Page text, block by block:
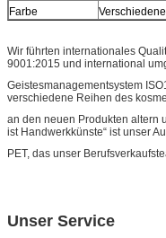
Farbe
Wir führten internationales
9001:2015 und international
Geistesmanagementsystem
verschiedene Reihen des
an den neuen Produkten altern
ist Handwerkkünste“ ist unser
PET, das unser
Unser Service